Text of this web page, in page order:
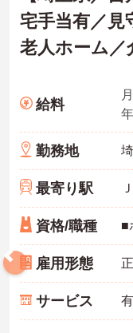
宅手当有／見
老人ホーム／
給料
勤務地
最寄り駅
資格/職種
雇用形態
サービス